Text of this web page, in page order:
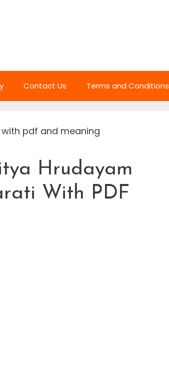
Contact Us Terms and Conditions
Hrudayam
With PDF